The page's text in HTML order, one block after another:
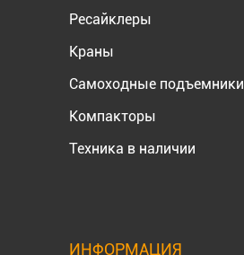
Ресайклеры
Краны
Самоходные подъемники
Компакторы
Техника в наличии
ИНФОРМАЦИЯ